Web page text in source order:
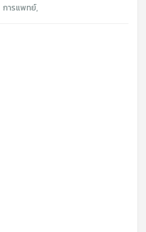
การแพทย์,